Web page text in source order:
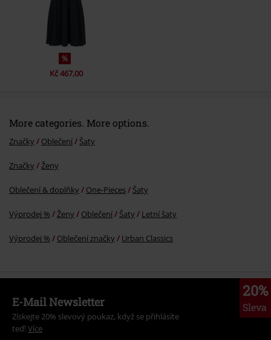
Odeslat komentář
%
Kč 467,00
More categories. More options.
Značky Oblečení Šaty
Značky Ženy
Oblečení & doplňky One-Pieces Šaty
Výprodej % Ženy Oblečení Šaty Letní šaty
Výprodej % Oblečení značky Urban Classics
20%
Sleva
E-Mail Newsletter
Získejte 20% slevový poukaz, když se přihlásíte
teď! Více